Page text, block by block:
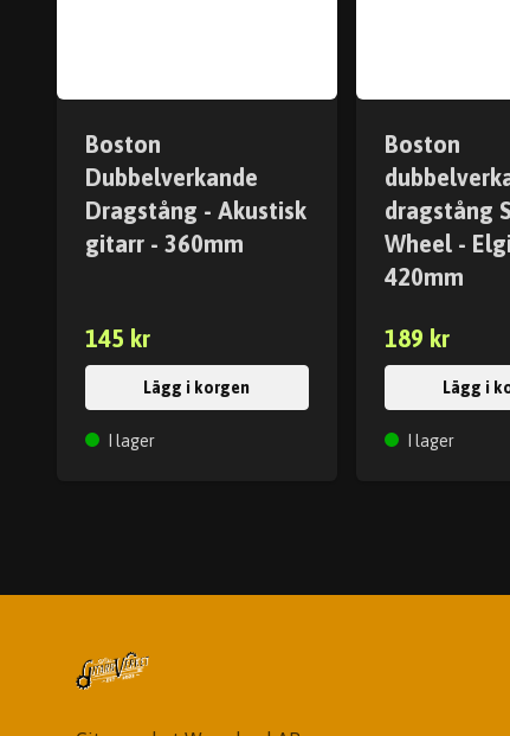
Boston
Dubbelverkande
Dragstång - Akustisk
gitarr - 360mm
145 kr
Lägg i korgen
I lager
Boston
dragstång
Wheel -
420mm
189 kr
Lägg i
I lager